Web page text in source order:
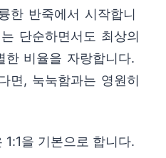
한 반죽에서 시작합니
단순하면서도 최상의
한 비율을 자랑합니다.
면, 눅눅함과는 영원히
1:1을 기본으로 합니다.